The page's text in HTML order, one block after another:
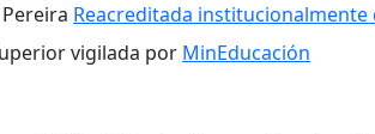
Reacreditada institucionalmente
vigilada por MinEducación